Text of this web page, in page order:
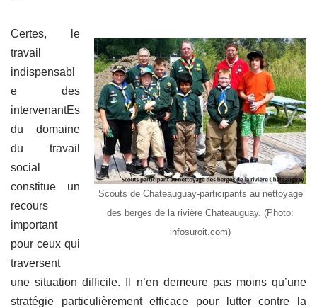
Scouts de Chateauguay-participants au nettoyage
des berges de la rivière Chateauguay. (Photo:
infosuroit.com)
Certes, le
travail
indispensabl
e des
intervenantEs
du domaine
du travail
social
constitue un
recours
important
pour ceux qui
traversent
une situation difficile. Il n’en demeure pas moins qu’une
stratégie particulièrement efficace pour lutter contre la